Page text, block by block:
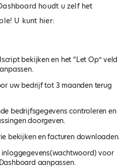
houdt u zelf het
U kunt hier:
bekijken en het “Let Op” veld
uw bedrijf tot 3 maanden terug
bedrijfsgegevens controleren en
doorgeven.
bekijken en facturen downloaden.
voor
aanpassen.